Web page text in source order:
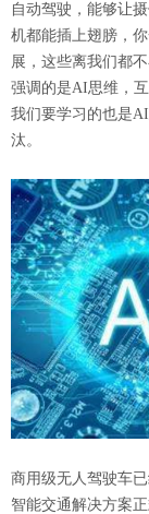
自动驾驶，能够让
机都能插上翅膀，
展，这些离我们都
强调的是AI思维，
我们要学习的也是
汰。
商用级无人驾驶车
智能交通解决方案